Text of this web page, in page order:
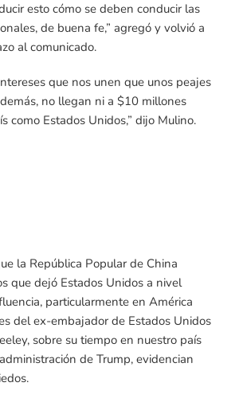
esto cómo se deben conducir las
de buena fe,” agregó y volvió a
al comunicado.
que nos unen que unos peajes
no llegan ni a $10 millones
como Estados Unidos,” dijo Mulino.
la República Popular de China
que dejó Estados Unidos a nivel
particularmente en América
del ex-embajador de Estados Unidos
sobre su tiempo en nuestro país
de Trump, evidencian